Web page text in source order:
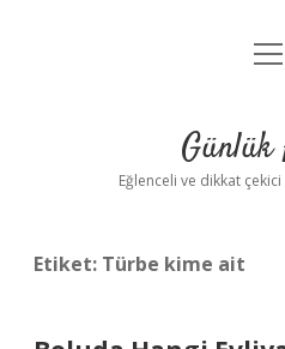
Yasal
Günlük
Eğlenceli ve dikkat
Etiket: Türbe kime ait